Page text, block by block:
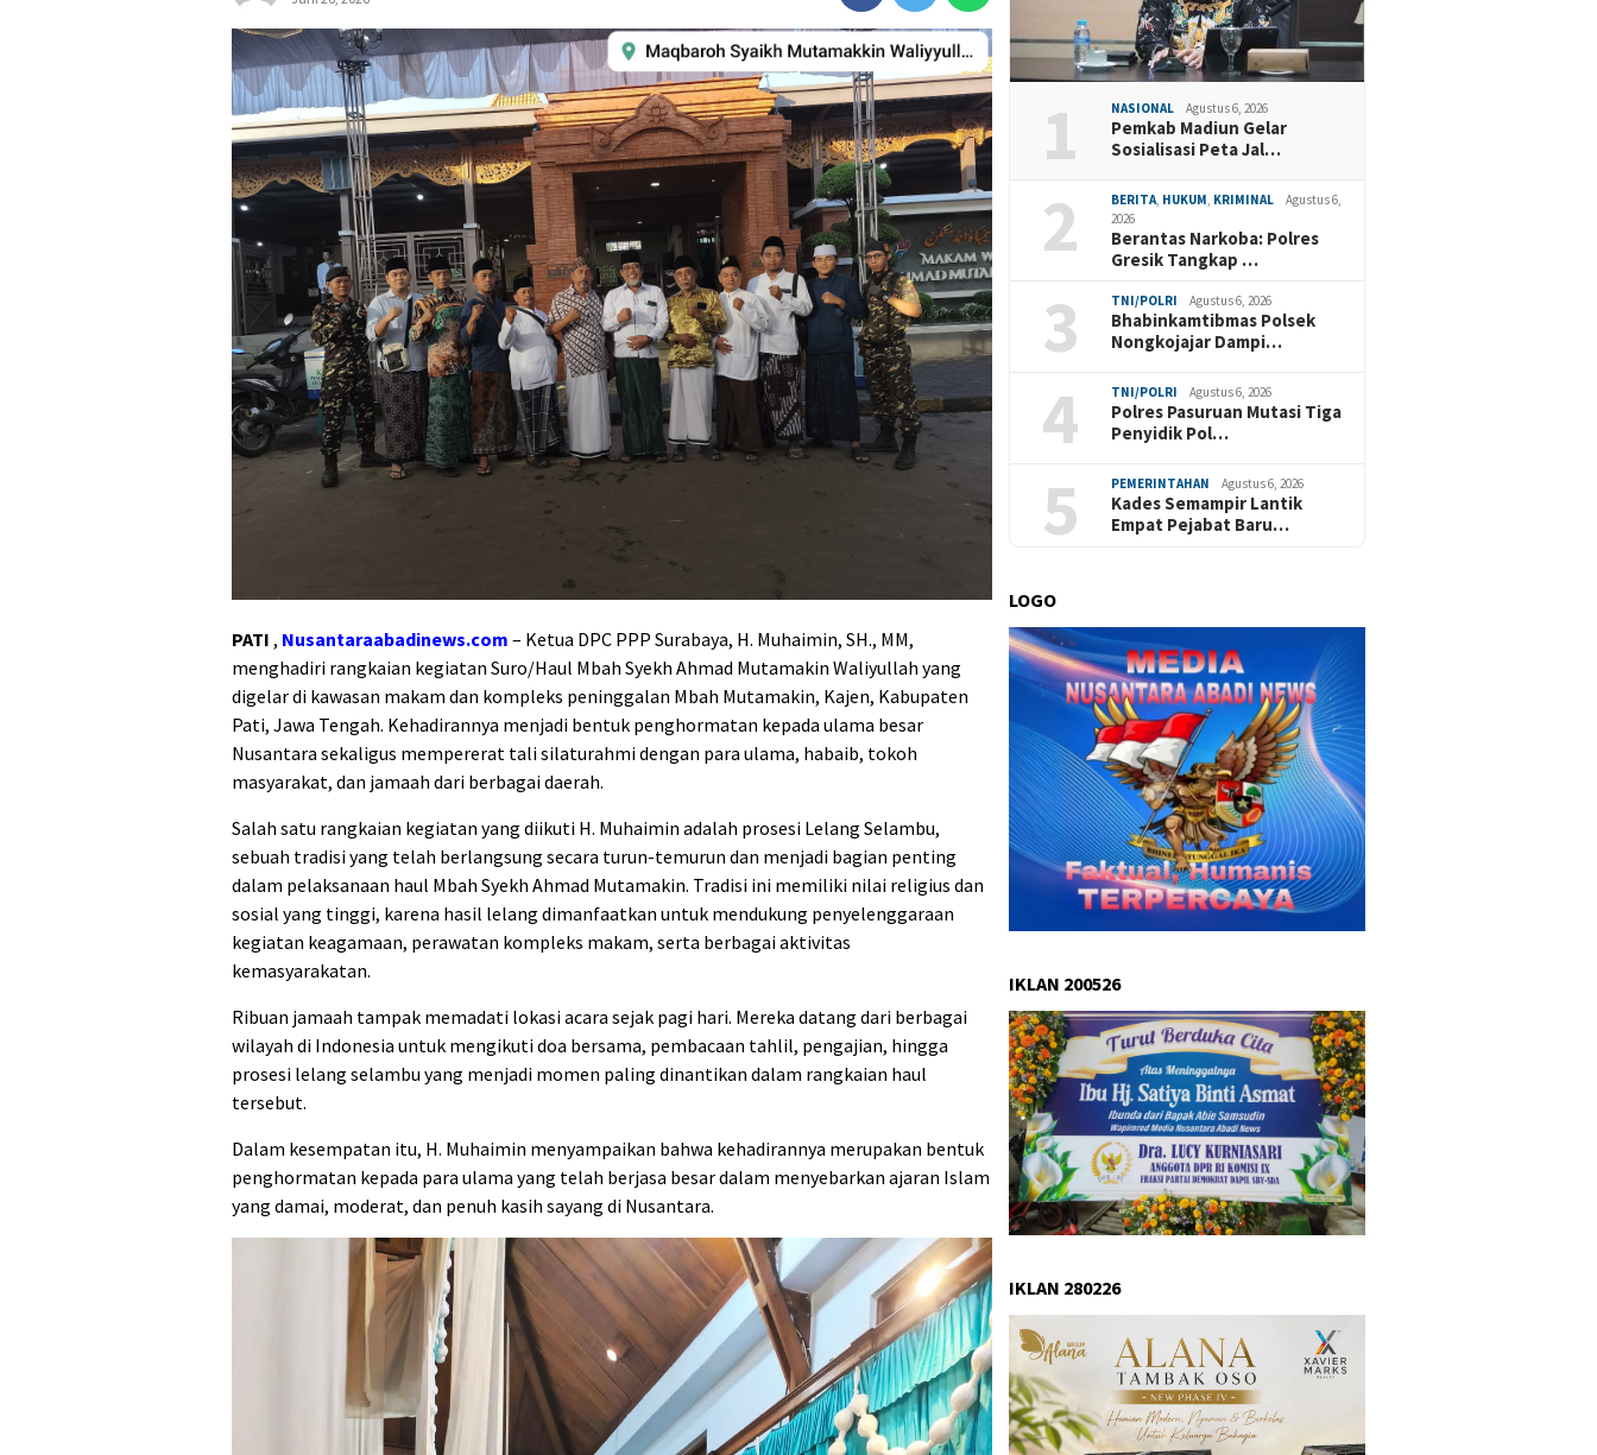
PATI , Nusantaraabadinews.com – Ketua DPC PPP Surabaya, H. Muhaimin, SH., MM,
menghadiri rangkaian kegiatan Suro/Haul Mbah Syekh Ahmad Mutamakin Waliyullah yang
digelar di kawasan makam dan kompleks peninggalan Mbah Mutamakin, Kajen, Kabupaten
Pati, Jawa Tengah. Kehadirannya menjadi bentuk penghormatan kepada ulama besar
Nusantara sekaligus mempererat tali silaturahmi dengan para ulama, habaib, tokoh
masyarakat, dan jamaah dari berbagai daerah.
Salah satu rangkaian kegiatan yang diikuti H. Muhaimin adalah prosesi Lelang Selambu,
sebuah tradisi yang telah berlangsung secara turun-temurun dan menjadi bagian penting
dalam pelaksanaan haul Mbah Syekh Ahmad Mutamakin. Tradisi ini memiliki nilai religius dan
sosial yang tinggi, karena hasil lelang dimanfaatkan untuk mendukung penyelenggaraan
kegiatan keagamaan, perawatan kompleks makam, serta berbagai aktivitas
kemasyarakatan.
Ribuan jamaah tampak memadati lokasi acara sejak pagi hari. Mereka datang dari berbagai
wilayah di Indonesia untuk mengikuti doa bersama, pembacaan tahlil, pengajian, hingga
prosesi lelang selambu yang menjadi momen paling dinantikan dalam rangkaian haul
tersebut.
Dalam kesempatan itu, H. Muhaimin menyampaikan bahwa kehadirannya merupakan bentuk
penghormatan kepada para ulama yang telah berjasa besar dalam menyebarkan ajaran Islam
yang damai, moderat, dan penuh kasih sayang di Nusantara.
1 NASIONAL Agustus 6, 2026
Pemkab Madiun Gelar
Sosialisasi Peta Jal…
2 BERITA, HUKUM, KRIMINAL
Agustus 6,
2026
Berantas Narkoba: Polres
Gresik Tangkap …
3 TNI/POLRI Agustus 6, 2026
Bhabinkamtibmas Polsek
Nongkojajar Dampi…
4 TNI/POLRI Agustus 6, 2026
Polres Pasuruan Mutasi Tiga
Penyidik Pol…
5 PEMERINTAHAN Agustus 6, 2026
Kades Semampir Lantik
Empat Pejabat Baru…
LOGO
IKLAN 200526
IKLAN 280226